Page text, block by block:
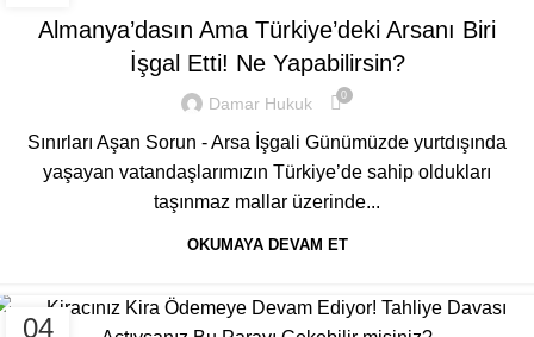
Almanya’dasın Ama Türkiye’deki Arsanı Biri
İşgal Etti! Ne Yapabilirsin?
Damar Hukuk 0
Sınırları Aşan Sorun - Arsa İşgali Günümüzde yurtdışında
yaşayan vatandaşlarımızın Türkiye’de sahip oldukları
taşınmaz mallar üzerinde...
OKUMAYA DEVAM ET
04